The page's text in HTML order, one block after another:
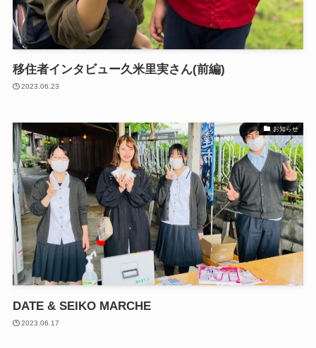
移住者インタビュー久米里実さん(前編)
2023.06.23
お知らせ
DATE & SEIKO MARCHE
2023.06.17